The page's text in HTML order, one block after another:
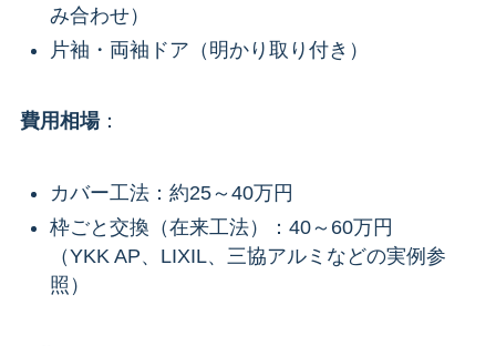
み合わせ）
片袖・両袖ドア（明かり取り付き）
費用相場：
カバー工法：約25～40万円
枠ごと交換（在来工法）：40～60万円
（YKK AP、LIXIL、三協アルミなどの実例参
照）